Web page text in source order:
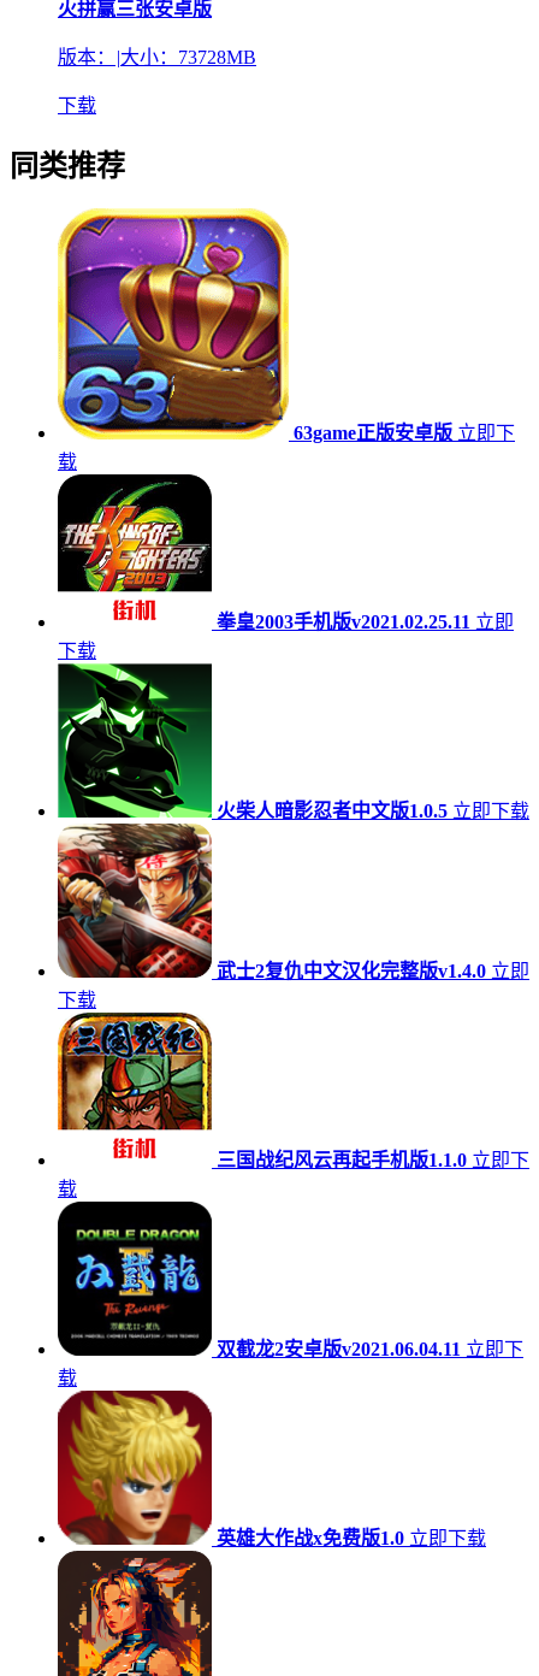
火拼赢三张安卓版
版本： |大小：73728MB
下载
同类推荐
63game正版安卓版 立即下
载
拳皇2003手机版v2021.02.25.11 立即
下载
火柴人暗影忍者中文版1.0.5 立即下载
武士2复仇中文汉化完整版v1.4.0 立即
下载
三国战纪风云再起手机版1.1.0 立即下
载
双截龙2安卓版v2021.06.04.11 立即下
载
英雄大作战x免费版1.0 立即下载